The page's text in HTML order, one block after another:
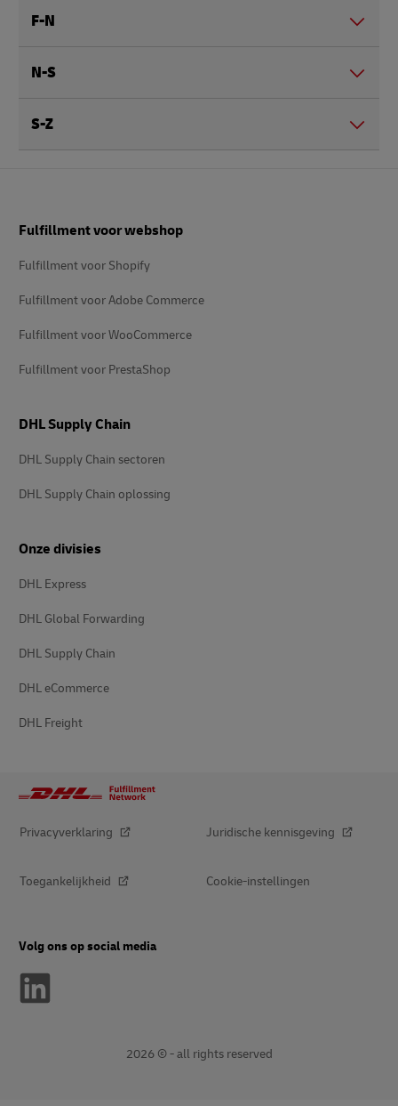
F-N
N-S
S-Z
Fulfillment voor webshop
Fulfillment voor Shopify
Fulfillment voor Adobe Commerce
Fulfillment voor WooCommerce
Fulfillment voor PrestaShop
DHL Supply Chain
DHL Supply Chain sectoren
DHL Supply Chain oplossing
Onze divisies
DHL Express
DHL Global Forwarding
DHL Supply Chain
DHL eCommerce
DHL Freight
Privacyverklaring Juridische kennisgeving
Toegankelijkheid Cookie-instellingen
Volg ons op social media
2026 © - all rights reserved